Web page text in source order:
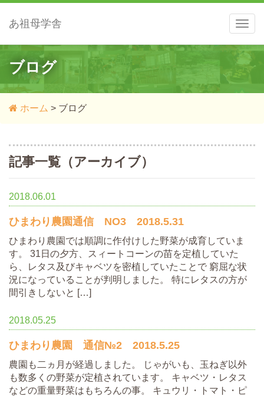
メ
ニ
ー
あ祖母学舎
ブログ
ホーム > ブログ
記事一覧（アーカイブ）
2018.06.01
ひまわり農園通信 NO3 2018.5.31
ひまわり農園では順調に作付けした野菜が成育していま
す。 31日の夕方、スィートコーンの苗を定植していた
ら、レタス及びキャベツを密植していたことで 窮屈な状
況になっていることが判明しました。 特にレタスの方が
間引きしないと […]
2018.05.25
ひまわり農園 通信№2 2018.5.25
農園も二ヵ月が経過しました。 じゃがいも、玉ねぎ以外
も数多くの野菜が定植されています。 キャベツ・レタス
などの重量野菜はもちろんの事。 キュウリ・トマト・ピ